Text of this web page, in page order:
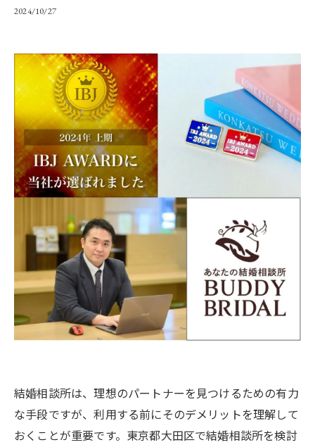
2024/10/27
結婚相談所は、理想のパートナーを見つけるための有力
な手段ですが、利用する前にそのデメリットを理解して
おくことが重要です。東京都大田区で結婚相談所を検討